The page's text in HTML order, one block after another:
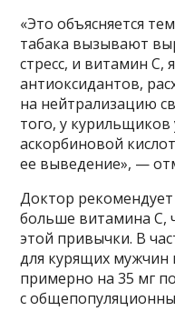
«Это объясняется
табака вызывают
стресс, и витамин С,
антиоксидантов,
на нейтрализацию
того, у курильщиков
аскорбиновой
ее выведение», —
Доктор
больше витамина
этой привычки. В
для курящих мужчин
примерно на 35 мг
с